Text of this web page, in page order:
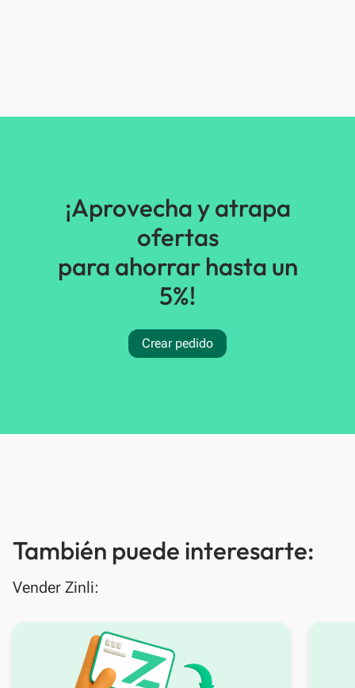
¡Aprovecha y atrapa
ofertas
para ahorrar hasta un
5%!
Crear pedido
También puede interesarte:
Vender Zinli: